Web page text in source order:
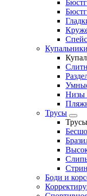
Купальники
Низы
Трусы
Трусы
Боди и